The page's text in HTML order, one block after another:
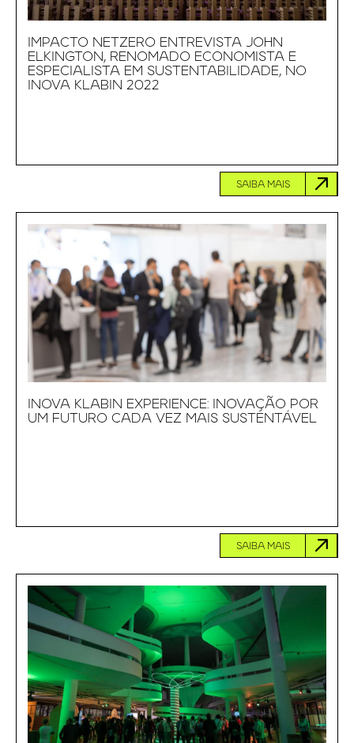
IMPACTO NETZERO ENTREVISTA JOHN
ELKINGTON, RENOMADO ECONOMISTA E
ESPECIALISTA EM SUSTENTABILIDADE, NO
INOVA KLABIN 2022
SAIBA MAIS
INOVA KLABIN EXPERIENCE: INOVAÇÃO POR
UM FUTURO CADA VEZ MAIS SUSTENTÁVEL
SAIBA MAIS